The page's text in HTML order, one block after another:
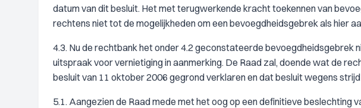
datum van dit besluit. Het met terugwerkende kracht toekennen van
rechtens niet tot de mogelijkheden om een bevoegdheidsgebrek als hier
4.3. Nu de rechtbank het onder 4.2 geconstateerde bevoegdheidsgebrek
uitspraak voor vernietiging in aanmerking. De Raad zal, doende wat de
besluit van 11 oktober 2006 gegrond verklaren en dat besluit wegens
5.1. Aangezien de Raad mede met het oog op een definitieve beslechting